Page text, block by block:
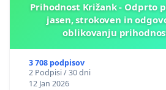
Prihodnost Križank - Odprto
jasen, strokoven in
oblikovanju
3 708 podpisov
2 Podpisi / 30 dni
12 Jan 2026